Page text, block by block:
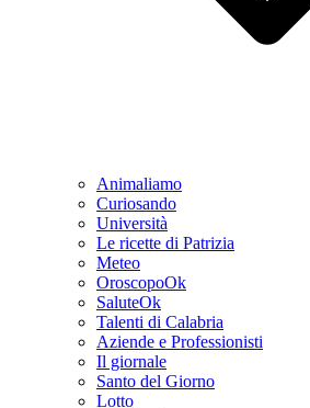
Animaliamo
Curiosando
Università
Le ricette di Patrizia
Meteo
OroscopoOk
SaluteOk
Talenti di Calabria
Aziende e Professionisti
Il giornale
Santo del Giorno
Lotto